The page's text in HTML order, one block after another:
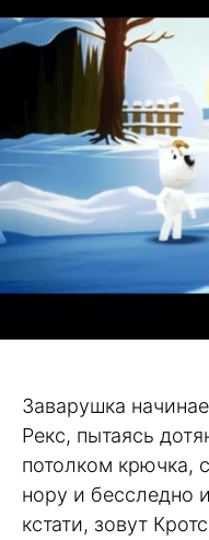
Заварушка
Рекс, пытаясь
потолком крючка,
нору и бесследно
кстати, зовут